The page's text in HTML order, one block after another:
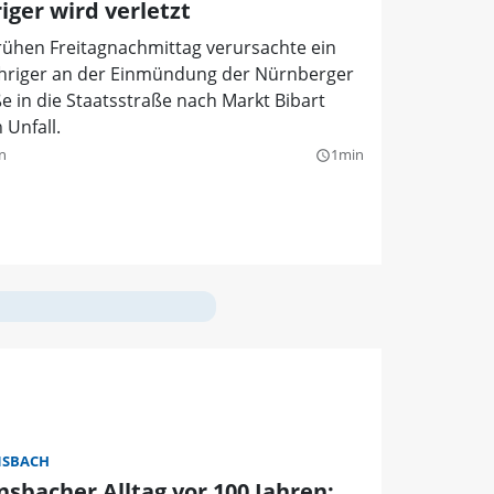
wird verletzt
Freitagnachmittag verursachte ein
an der Einmündung der Nürnberger
in die Staatsstraße nach Markt Bibart
Unfall.
query_builder1min